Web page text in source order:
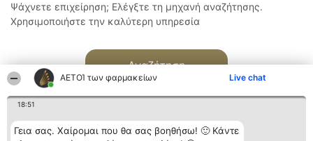
ΑΕΤΟΊ των φαρμακείων Live chat
18:51
Γεια σας. Χαίρομαι που θα σας βοηθήσω! 🙂 Κάντε
Ψάχνετε επιχείρηση; Ελέγξτε τη μηχανή αναζήτησης.
Χρησιμοποιήστε την καλύτερη υπηρεσία
Αναζήτηση